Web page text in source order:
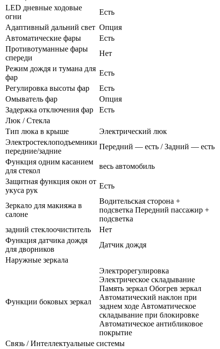
LED дневные ходовые
огни
Есть
Адаптивный дальний свет Опция
Автоматические фары
Есть
Противотуманные фары
спереди
Нет
Режим дождя и тумана для
фар
Есть
Регулировка высоты фар
Есть
Омыватель фар
Опция
Задержка отключения фар
Есть
Люк / Стекла
Тип люка в крыше
Электрический люк
Электростеклоподъемники
передние/задние
Передний — есть / Задний — есть
Функция одним касанием
для стекол
весь автомобиль
Защитная функция окон от
укуса рук
Есть
Зеркало для макияжа в
салоне
Водительская сторона +
подсветка Передний пассажир +
подсветка
задний стеклоочиститель
Нет
Функция датчика дождя
для дворников
Датчик дождя
Наружные зеркала
Функции боковых зеркал
Электрорегулировка
Электрическое складывание
Память зеркал Обогрев зеркал
Автоматический наклон при
заднем ходе Автоматическое
складывание при блокировке
Автоматическое антибликовое
покрытие
Связь / Интеллектуальные системы